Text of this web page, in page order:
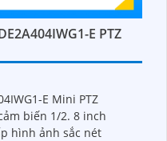
E PTZ
E Mini PTZ
biến 1/2. 8 inch
hình ảnh sắc nét